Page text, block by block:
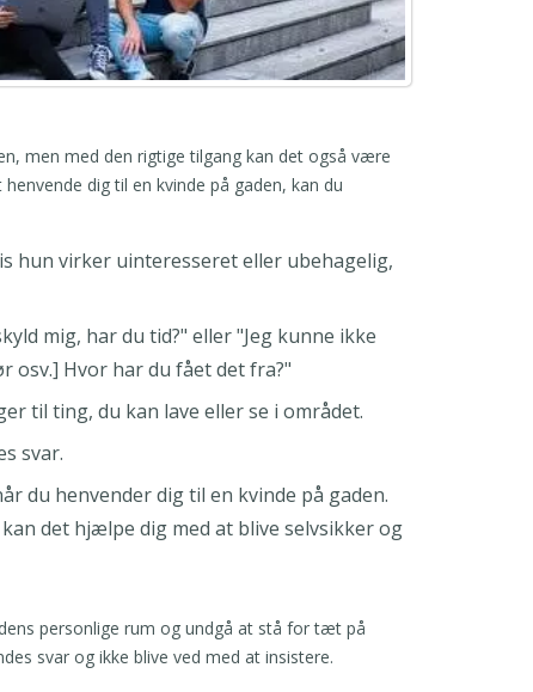
men med den rigtige tilgang kan det også være
dig til en kvinde på gaden, kan du
hun virker uinteresseret eller ubehagelig,
mig, har du tid?" eller "Jeg kunne ikke
Hvor har du fået det fra?"
til ting, du kan lave eller se i området.
svar.
du henvender dig til en kvinde på gaden.
det hjælpe dig med at blive selvsikker og
personlige rum og undgå at stå for tæt på
svar og ikke blive ved med at insistere.